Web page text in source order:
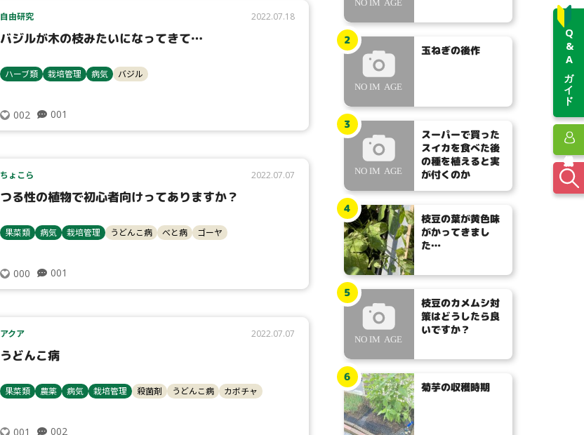
Q&Aガイド
自由研究 2022.07.18
バジルが木の枝みたいになってきて…
ハーブ類 栽培管理 病気 バジル
002 001
ちょこら 2022.07.07
つる性の植物で初心者向けってありますか？
果菜類 病気 栽培管理 うどんこ病 べと病 ゴーヤ
000 001
アクア 2022.07.07
うどんこ病
果菜類 農薬 病気 栽培管理 殺菌剤 うどんこ病 カボチャ
001 002
玉ねぎの後作
2
スーパーで買った
スイカを食べた後
の種を植えると実
が付くのか
3
枝豆の葉が黄色味
がかってきまし
た…
4
枝豆のカメムシ対
策はどうしたら良
いですか？
5
菊芋の収穫時期
6